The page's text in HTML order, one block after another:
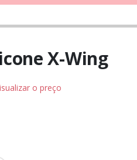
X-Wing
o preço